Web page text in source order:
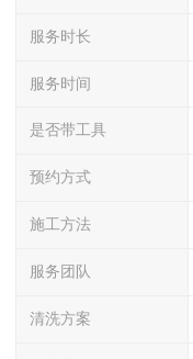
服务时长
服务时间
是否带工具
预约方式
施工方法
服务团队
清洗方案